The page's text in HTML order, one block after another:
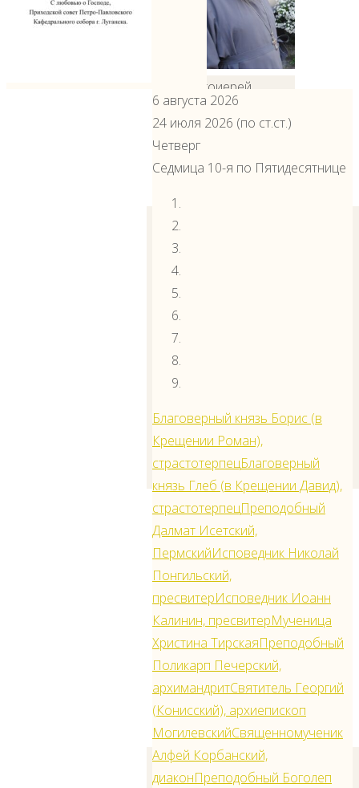
протоиерей
Василий Сомик —
почётный
настоятель
собора
Иларион (Еськов)
— клирик собора
протоиерей
Сергей Ладик —
клирик собора
6 августа 2026
24 июля 2026 (по ст.ст.)
Четверг
Седмица 10-я по Пятидесятнице
Благоверный князь Борис (в
Крещении Роман),
страстотерпецБлаговерный
князь Глеб (в Крещении Давид),
страстотерпецПреподобный
Далмат Исетский,
ПермскийИсповедник Николай
Понгильский,
пресвитерИсповедник Иоанн
Калинин, пресвитерМученица
Христина ТирскаяПреподобный
Поликарп Печерский,
архимандритСвятитель Георгий
(Конисский), архиепископ
МогилевскийСвященномученик
Алфей Корбанский,
диаконПреподобный Боголеп